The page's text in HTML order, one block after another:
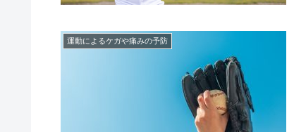
運動によるケガや痛みの予防